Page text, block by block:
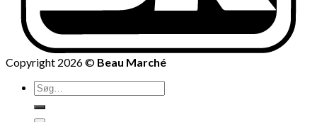
Copyright 2026 © Beau Marché
Søg
efter: